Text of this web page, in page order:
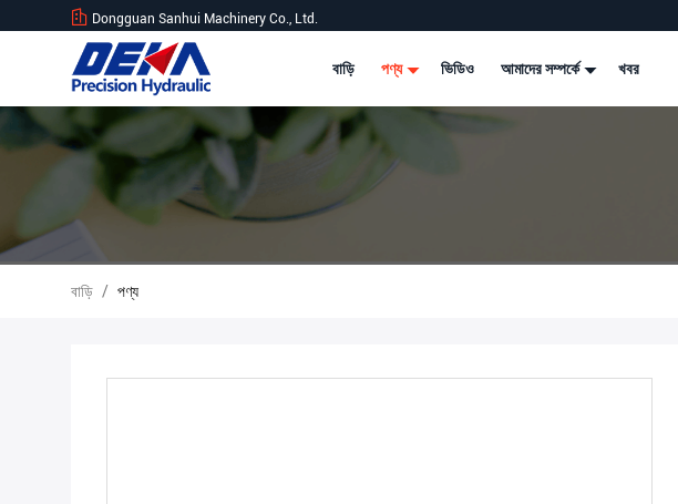
Dongguan Sanhui Machinery Co., Ltd.
বাড়ি পণ্য ভিডিও আমাদের সম্পর্কে খবর
বাড়ি / পণ্য